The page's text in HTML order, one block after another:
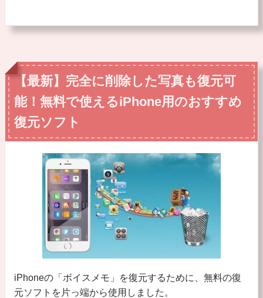
【最新】完全に削除した写真も復元可
能！無料で使えるiPhone用のおすすめ
復元ソフト
iPhoneの「ボイスメモ」を復元するために、無料の復
元ソフトを片っ端から使用しました。